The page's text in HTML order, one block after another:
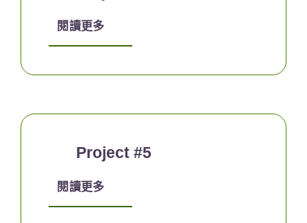
閱讀更多
Project #5
閱讀更多